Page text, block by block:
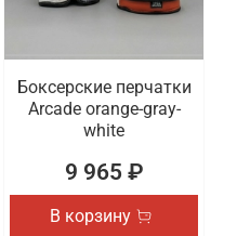
Боксерские перчатки
Arcade orange-gray-
white
9 965 ₽
В корзину